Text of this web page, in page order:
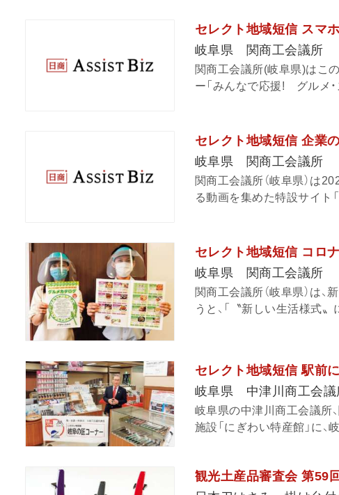
セレクト地域短信 スマ
岐阜県 関商工会議所
関商工会議所(岐阜県)はこ
ー「みんなで応援! グルメ
セレクト地域短信 企業
岐阜県 関商工会議所
関商工会議所（岐阜県）は
る動画を集めた特設サイト
セレクト地域短信 コロ
岐阜県 関商工会議所
関商工会議所（岐阜県）は
うと、「〝新しい生活様式
セレクト地域短信 駅前
岐阜県 中津川商工会
岐阜県の中津川商工会議所
施設「にぎわい特産館」に
観光土産品審査会 第59